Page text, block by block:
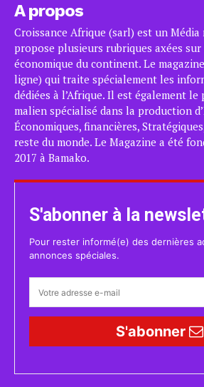
A propos
Croissance Afrique (sarl) est un
propose plusieurs rubriques axées sur
économique du continent. Le
ligne) qui traite spécialement les
dédiées à l’Afrique. Il est également le
malien spécialisé dans la production
Économiques, financières,
reste du monde. Le Magazine a été
2017 à Bamako.
S'abonner à la
Pour rester informé(e) des dernières
annonces spéciales.
S'abonner